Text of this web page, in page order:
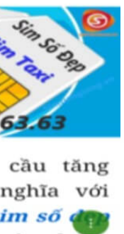
tại
lục quý 8, sim giá rẻ
gian ở khoản lựa số,
thì mới là sim hoàn
lục quý 8 là bạn vào
lý giảm giá vì một số
lại có giá cực rẻ nữa.
8 có cũng thể tham
Lục Quý,Sim Lục Quý